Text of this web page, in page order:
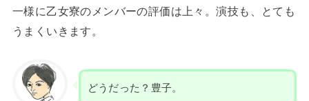
一様に乙女寮のメンバーの評価は上々。演技も、とても
うまくいきます。
どうだった？豊子。